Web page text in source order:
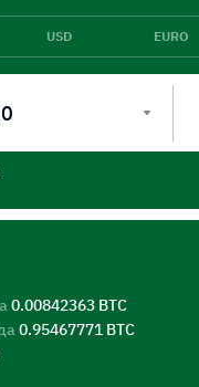
USD EURO
0.00842363 BTC
0.95467771 BTC